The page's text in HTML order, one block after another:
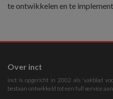
te ontwikkelen en te
Over inct
inct is opgericht in 2002 als 'vakblad
bestaan ontwikkeld tot een full service